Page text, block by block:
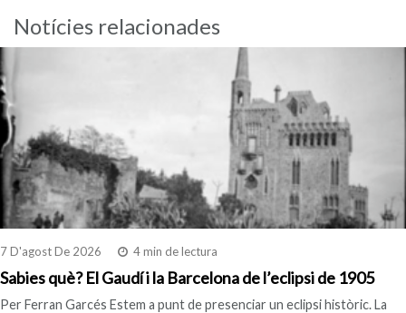
Notícies relacionades
7 D'agost De 2026 4 min de lectura
Sabies què? El Gaudí i la Barcelona de l’eclipsi de 1905
Per Ferran Garcés Estem a punt de presenciar un eclipsi històric. La